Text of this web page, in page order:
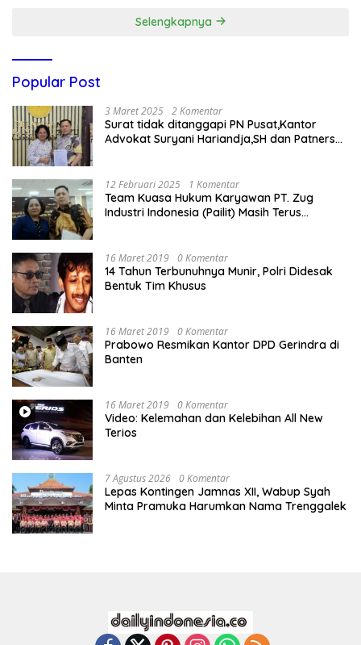
Selengkapnya
Popular Post
3 Maret 2025 2 Komentar
Surat tidak ditanggapi PN Pusat,Kantor
Advokat Suryani Hariandja,SH dan Patners
12 Februari 2025 1 Komentar
Team Kuasa Hukum Karyawan PT. Zug
Industri Indonesia (Pailit) Masih Terus
16 Maret 2019 0 Komentar
14 Tahun Terbunuhnya Munir, Polri Didesak
Bentuk Tim Khusus
16 Maret 2019 0 Komentar
Prabowo Resmikan Kantor DPD Gerindra di
Banten
16 Maret 2019 0 Komentar
Video: Kelemahan dan Kelebihan All New
Terios
7 Agustus 2026 0 Komentar
Lepas Kontingen Jamnas XII, Wabup Syah
Minta Pramuka Harumkan Nama Trenggalek